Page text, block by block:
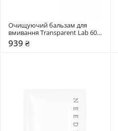
Очищуючий бальзам для
вмивання Transparent Lab 60
мл
939 ₴